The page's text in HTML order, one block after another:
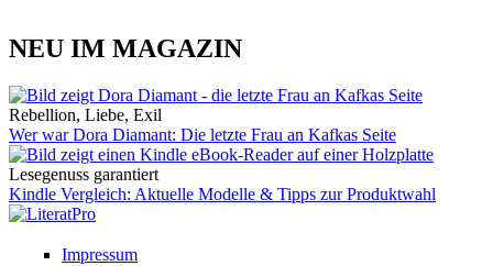
NEU IM MAGAZIN
Rebellion, Liebe, Exil
Wer war Dora Diamant: Die letzte Frau an Kafkas Seite
Lesegenuss garantiert
Kindle Vergleich: Aktuelle Modelle & Tipps zur Produktwahl
Impressum